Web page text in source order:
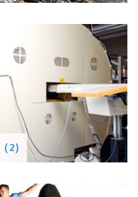
(2)